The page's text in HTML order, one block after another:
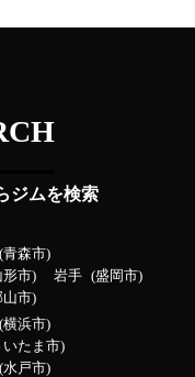
ジムを検索
青森市
形市 岩手
盛岡市
山市
横浜市
いたま市
水戸市